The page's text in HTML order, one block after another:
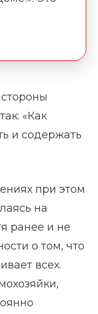
«Как
и содержать
при этом
на
ранее и не
о том, что
всех.